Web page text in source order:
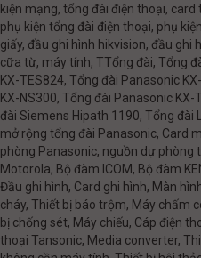
kiện mạng, tổng đài điện thoại,
phụ kiện tổng đài điện thoại, phụ
giấy, đầu ghi hình hikvision, đầu
cữa từ, máy tính, TTổng đài, Tổng
KX-TES824, Tổng đài Panasonic
KX-NS300, Tổng đài Panasonic
đài Siemens Hipath 1190, Tổng đài
mở rộng tổng đài Panasonic, Card
phòng Panasonic, nguồn dự phòng
Motorola, Bộ đàm ICOM, Bộ đàm
Đầu ghi hình, Card ghi hình, Màn
cháy, Thiết bị báo trộm, Máy chấm
bị chống sét, Máy chiếu, Cáp điện
thoại Tansonic, Media converter,